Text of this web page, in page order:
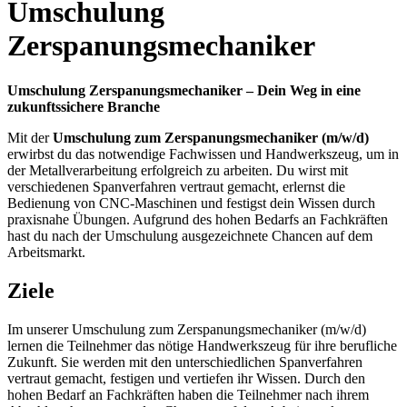
Umschulung
Zerspanungsmechaniker
Umschulung Zerspanungsmechaniker – Dein Weg in eine
zukunftssichere Branche
Mit derUmschulung zum Zerspanungsmechaniker (m/w/d)
erwirbst du das notwendige Fachwissen und Handwerkszeug, um in
der Metallverarbeitung erfolgreich zu arbeiten. Du wirst mit
verschiedenen Spanverfahren vertraut gemacht, erlernst die
Bedienung von CNC-Maschinen und festigst dein Wissen durch
praxisnahe Übungen. Aufgrund des hohen Bedarfs an Fachkräften
hast du nach der Umschulung ausgezeichnete Chancen auf dem
Arbeitsmarkt.
Ziele
Im unserer Umschulung zum Zerspanungsmechaniker (m/w/d)
lernen die Teilnehmer das nötige Handwerkszeug für ihre berufliche
Zukunft. Sie werden mit den unterschiedlichen Spanverfahren
vertraut gemacht, festigen und vertiefen ihr Wissen. Durch den
hohen Bedarf an Fachkräften haben die Teilnehmer nach ihrem